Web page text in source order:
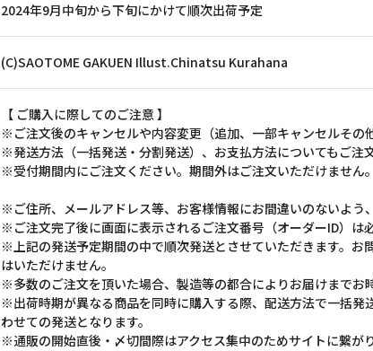
2024年9月中旬から下旬にかけて順次出荷予定
(C)SAOTOME GAKUEN Illust.Chinatsu Kurahana
【 ご購入に際してのご注意 】
※ご注文後のキャンセルや内容変更（追加、一部キャンセルその
※発送方法（一括発送・分割発送）、お支払方法についてもご注
※受付期間内にご注文ください。期間外はご注文いただけません。
※ご住所、メールアドレス等、お客様情報にお間違いのないよう
※ご注文完了後に画面に表示されるご注文番号（オーダーID）は
※上記の発送予定期間の中で順次発送とさせていただきます。お
はいただけません。
※多数のご注文を頂いた場合、製造等の都合によりお届けまでお
※出荷時期が異なる商品を同時に購入する際、配送方法で一括発
わせての発送となります。
※通販の開始直後・〆切間際はアクセス集中のためサイトに繋が